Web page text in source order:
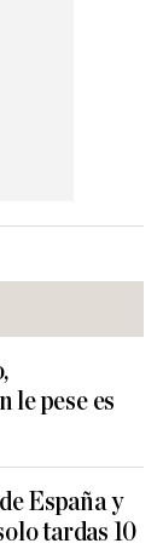
le pese es
España y
tardas 10